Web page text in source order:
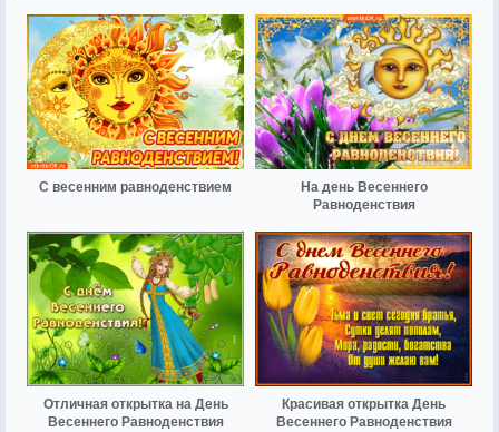
С весенним равноденствием
На день Весеннего
Равноденствия
Отличная открытка на День
Весеннего Равноденствия
Красивая открытка День
Весеннего Равноденствия